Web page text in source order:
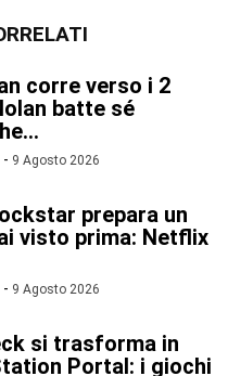
corre verso i 2
batte sé
- 9 Agosto 2026
prepara un
visto prima: Netflix
- 9 Agosto 2026
si trasforma in
Portal: i giochi